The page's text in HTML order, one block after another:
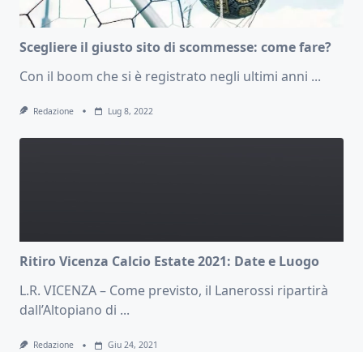
Scegliere il giusto sito di scommesse: come fare?
Con il boom che si è registrato negli ultimi anni ...
Redazione Lug 8, 2022
Ritiro Vicenza Calcio Estate 2021: Date e Luogo
L.R. VICENZA – Come previsto, il Lanerossi ripartirà
dall’Altopiano di ...
Redazione Giu 24, 2021